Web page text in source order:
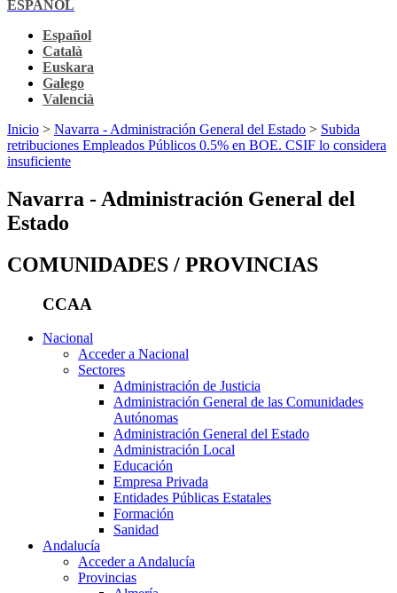
ESPAÑOL
Español
Català
Euskara
Galego
Valencià
Inicio > Navarra - Administración General del Estado > Subida
retribuciones Empleados Públicos 0.5% en BOE. CSIF lo considera
insuficiente
Navarra - Administración General del
Estado
COMUNIDADES / PROVINCIAS
CCAA
Nacional
Acceder a Nacional
Sectores
Administración de Justicia
Administración General de las Comunidades
Autónomas
Administración General del Estado
Administración Local
Educación
Empresa Privada
Entidades Públicas Estatales
Formación
Sanidad
Andalucía
Acceder a Andalucía
Provincias